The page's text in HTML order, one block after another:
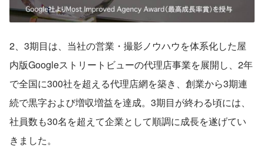
2、3期目は、当社の営業・撮影ノウハウを体系化した屋
内版Googleストリートビューの代理店事業を展開し、2年
で全国に300社を超える代理店網を築き、創業から3期連
続で黒字および増収増益を達成。3期目が終わる頃には、
社員数も30名を超えて企業として順調に成長を遂げてい
きました。